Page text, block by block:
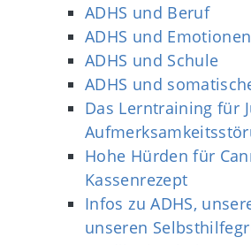
ADHS und Beruf
ADHS und Emotionen
ADHS und Schule
ADHS und
Das Lerntraining für
Hohe Hürden für
Kassenrezept
Infos zu ADHS,
unseren